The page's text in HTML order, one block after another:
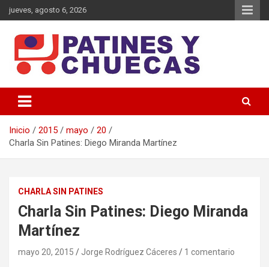
Saltar
al
jueves, agosto 6, 2026
Patines y Chuecas
Inicio 2015 mayo
20
Charla Sin Patines: Diego Miranda Martínez
CHARLA SIN PATINES
Charla Sin Patines: Diego Miranda
Martínez
mayo 20, 2015 Jorge Rodríguez Cáceres 1 comentario